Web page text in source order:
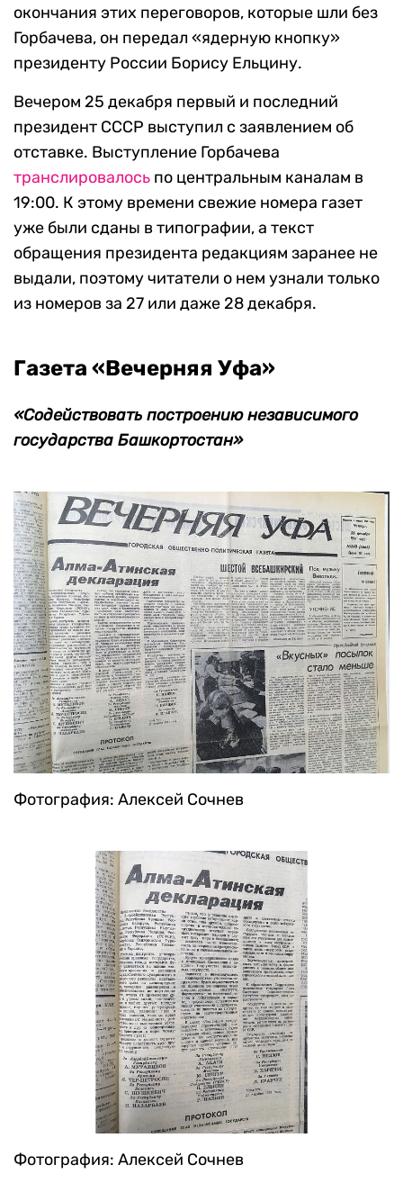
окончания этих переговоров, которые шли без
Горбачева, он передал «ядерную кнопку»
президенту России Борису Ельцину.
Вечером 25 декабря первый и последний
президент СССР выступил с заявлением об
отставке. Выступление Горбачева
транслировалось по центральным каналам в
19:00. К этому времени свежие номера газет
уже были сданы в типографии, а текст
обращения президента редакциям заранее не
выдали, поэтому читатели о нем узнали только
из номеров за 27 или даже 28 декабря.
Газета «Вечерняя Уфа»
«Содействовать построению независимого
государства Башкортостан»
Фотография: Алексей Сочнев
Фотография: Алексей Сочнев